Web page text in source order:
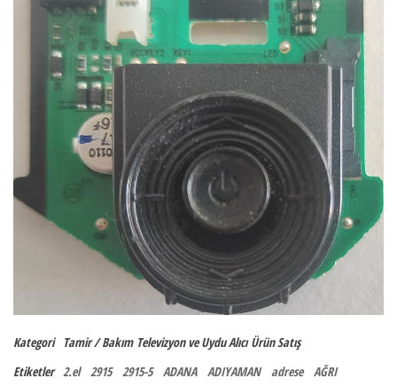
Kategori Tamir / Bakım Televizyon ve Uydu Alıcı Ürün Satış
Etiketler 2.el 2915 2915-5 ADANA ADIYAMAN adrese
AĞRI